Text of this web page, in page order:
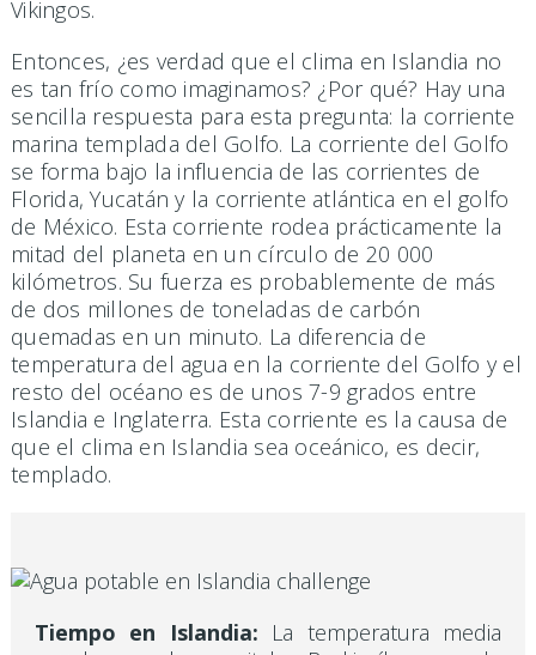
Vikingos.
Entonces, ¿es verdad que el clima en Islandia no
es tan frío como imaginamos? ¿Por qué? Hay una
sencilla respuesta para esta pregunta: la corriente
marina templada del Golfo. La corriente del Golfo
se forma bajo la influencia de las corrientes de
Florida, Yucatán y la corriente atlántica en el golfo
de México. Esta corriente rodea prácticamente la
mitad del planeta en un círculo de 20 000
kilómetros. Su fuerza es probablemente de más
de dos millones de toneladas de carbón
quemadas en un minuto. La diferencia de
temperatura del agua en la corriente del Golfo y el
resto del océano es de unos 7-9 grados entre
Islandia e Inglaterra. Esta corriente es la causa de
que el clima en Islandia sea oceánico, es decir,
templado.
Tiempo en Islandia: La temperatura media